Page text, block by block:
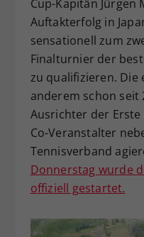
Cup-Kapitän Jürgen
Auftakterfolg in
sensationell zum
Finalturnier der
zu qualifizieren.
anderem schon seit
Ausrichter der Erste
Co-Veranstalter
Tennisverband
Donnerstag wurde
offiziell gestartet.